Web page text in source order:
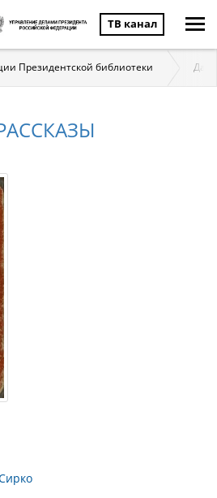
ТВ канал
Президентской библиотеки